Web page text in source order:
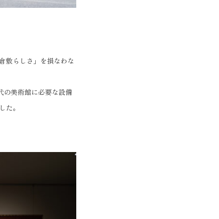
敷らしさ」を損なわな
の美術館に必要な設備
。